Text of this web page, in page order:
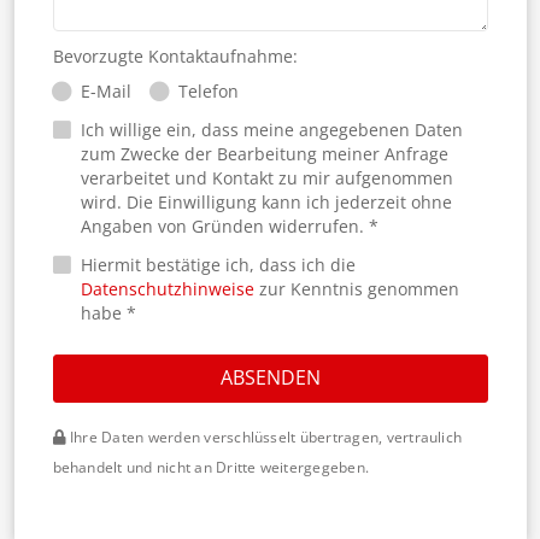
Bevorzugte Kontaktaufnahme:
E-Mail
Telefon
Ich willige ein, dass meine angegebenen Daten
zum Zwecke der Bearbeitung meiner Anfrage
verarbeitet und Kontakt zu mir aufgenommen
wird. Die Einwilligung kann ich jederzeit ohne
Angaben von Gründen widerrufen. *
Hiermit bestätige ich, dass ich die
Datenschutzhinweisezur Kenntnis genommen
habe *
ABSENDEN
Ihre Daten werden verschlüsselt übertragen, vertraulich
behandelt und nicht an Dritte weitergegeben.